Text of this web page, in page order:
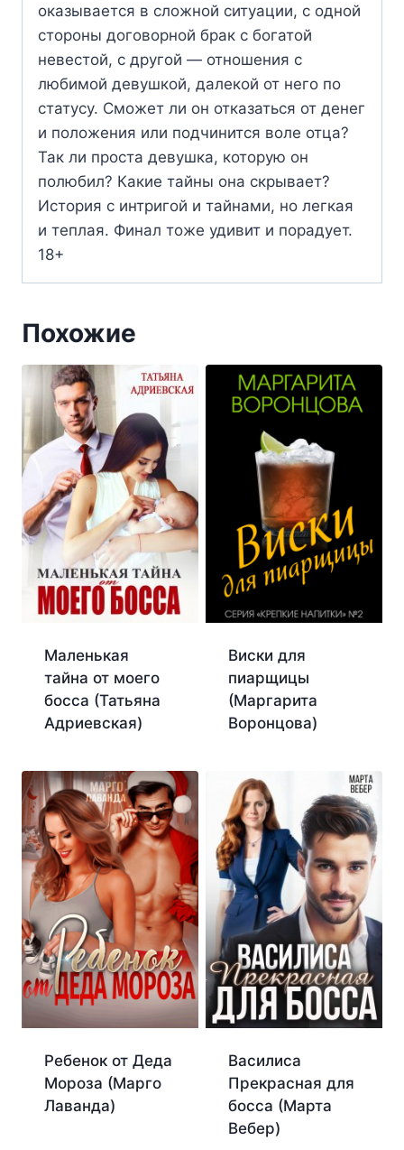
оказывается в сложной ситуации, с одной
стороны договорной брак с богатой
невестой, с другой — отношения с
любимой девушкой, далекой от него по
статусу. Сможет ли он отказаться от денег
и положения или подчинится воле отца?
Так ли проста девушка, которую он
полюбил? Какие тайны она скрывает?
История с интригой и тайнами, но легкая
и теплая. Финал тоже удивит и порадует.
18+
Похожие
Маленькая
тайна от моего
босса (Татьяна
Адриевская)
Виски для
пиарщицы
(Маргарита
Воронцова)
Ребенок от Деда
Мороза (Марго
Лаванда)
Василиса
Прекрасная для
босса (Марта
Вебер)